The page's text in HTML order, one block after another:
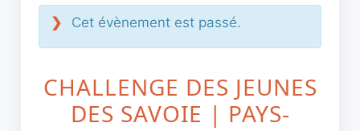
Cet évènement est passé.
CHALLENGE DES JEUNES
DES SAVOIE | PAYS-